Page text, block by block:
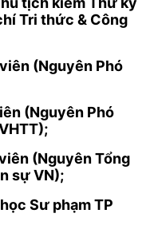
Tri thức & Công
(Nguyên Phó
(Nguyên Phó
(Nguyên Tổng
sự VN);
Sư phạm TP